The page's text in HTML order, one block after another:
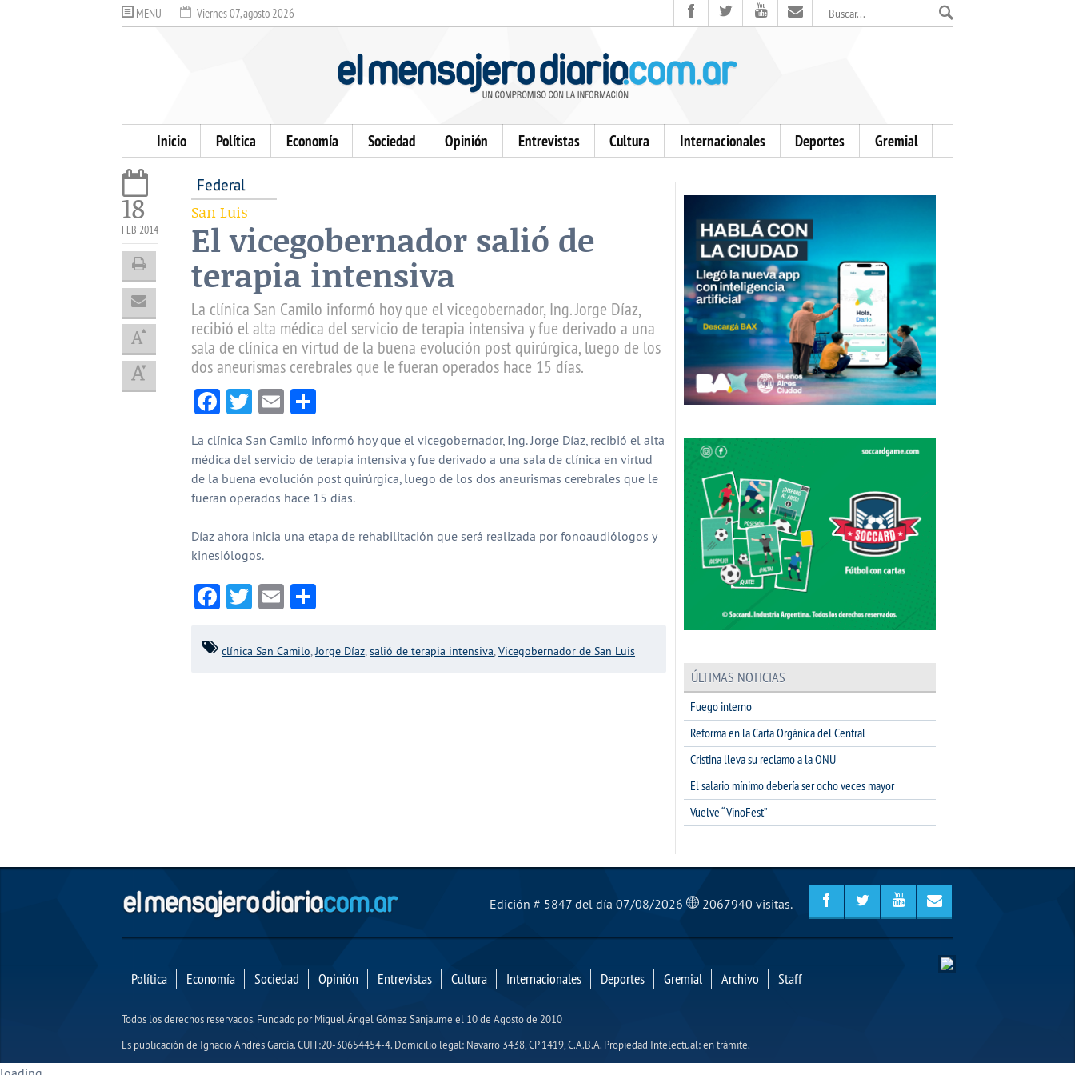
MENU Viernes 07, agosto 2026
Inicio Política Economía Sociedad Opinión Entrevistas Cultura Internacionales Deportes Gremial
18
FEB 2014
Federal
San Luis
El vicegobernador salió de
terapia intensiva
La clínica San Camilo informó hoy que el vicegobernador, Ing. Jorge Díaz,
recibió el alta médica del servicio de terapia intensiva y fue derivado a una
sala de clínica en virtud de la buena evolución post quirúrgica, luego de los
dos aneurismas cerebrales que le fueran operados hace 15 días.
Facebook
Twitter
EmailCompartir
La clínica San Camilo informó hoy que el vicegobernador, Ing. Jorge Díaz, recibió el alta
médica del servicio de terapia intensiva y fue derivado a una sala de clínica en virtud
de la buena evolución post quirúrgica, luego de los dos aneurismas cerebrales que le
fueran operados hace 15 días.
Díaz ahora inicia una etapa de rehabilitación que será realizada por fonoaudiólogos y
kinesiólogos.
Facebook
Twitter
EmailCompartir
clínica San Camilo,Jorge Díaz,salió de terapia intensiva,Vicegobernador de San Luis
ÚLTIMAS NOTICIAS
Fuego interno
Reforma en la Carta Orgánica del Central
Cristina lleva su reclamo a la ONU
El salario mínimo debería ser ocho veces mayor
Vuelve “VinoFest”
El Mensajero Diario
Edición # 5847 del día 07/08/2026 2067940 visitas.
Política Economía Sociedad Opinión Entrevistas Cultura Internacionales Deportes Gremial Archivo Staff
Todos los derechos reservados. Fundado por Miguel Ángel Gómez Sanjaume el 10 de Agosto de 2010
Es publicación de Ignacio Andrés García. CUIT:20-30654454-4. Domicilio legal: Navarro 3438, CP 1419, C.A.B.A. Propiedad Intelectual: en trámite.